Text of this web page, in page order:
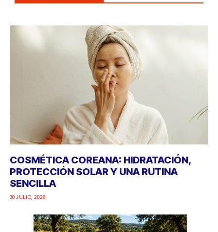
COSMÉTICA COREANA: HIDRATACIÓN,
PROTECCIÓN SOLAR Y UNA RUTINA
SENCILLA
30 JULIO, 2026